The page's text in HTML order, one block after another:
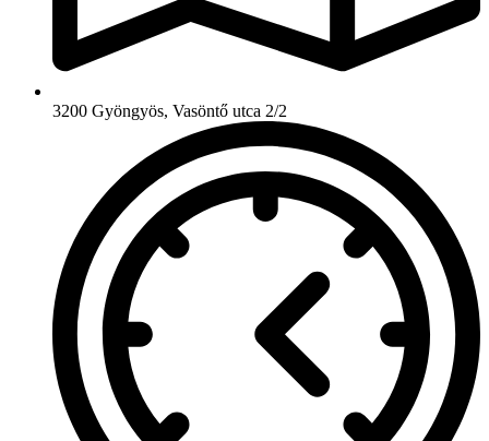
3200 Gyöngyös, Vasöntő utca 2/2